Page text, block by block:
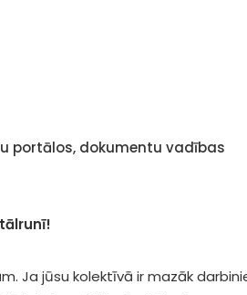
portālos, dokumentu vadības
Ja jūsu kolektīvā ir mazāk